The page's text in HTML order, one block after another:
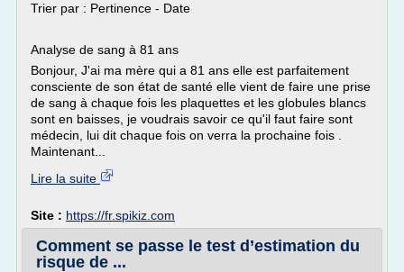
Trier par : Pertinence - Date
Analyse de sang à 81 ans
Bonjour, J'ai ma mère qui a 81 ans elle est parfaitement
consciente de son état de santé elle vient de faire une prise
de sang à chaque fois les plaquettes et les globules blancs
sont en baisses, je voudrais savoir ce qu'il faut faire sont
médecin, lui dit chaque fois on verra la prochaine fois .
Maintenant...
Lire la suite
Site : https://fr.spikiz.com
Comment se passe le test d’estimation du
risque de ...